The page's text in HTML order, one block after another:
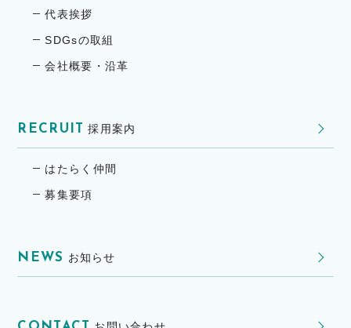
代表挨拶
SDGsの取組
会社概要・沿革
RECRUIT 採用案内
はたらく仲間
募集要項
NEWS お知らせ